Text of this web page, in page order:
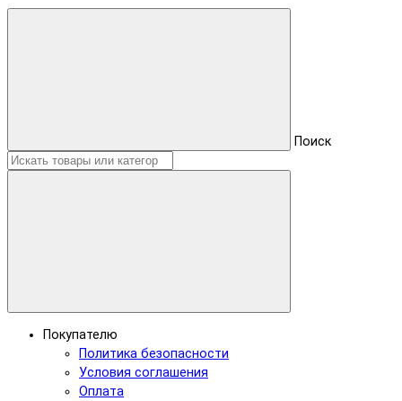
Поиск
Покупателю
Политика безопасности
Условия соглашения
Оплата